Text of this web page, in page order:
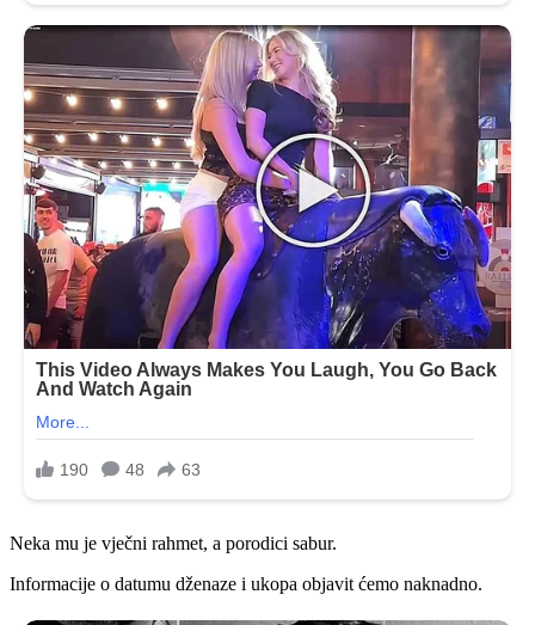
Neka mu je vječni rahmet, a porodici sabur.
Informacije o datumu dženaze i ukopa objavit ćemo naknadno.